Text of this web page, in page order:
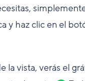
y haz clic en el
la vista, verás el